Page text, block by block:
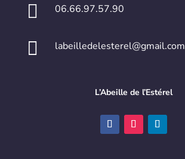
 06.66.97.57.90
 labeilledelesterel@gmail.com
L’Abeille de l’Estérel